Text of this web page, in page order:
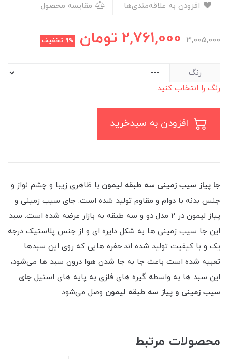
مقایسه محصول
3,005,000
2,761,000 تومان 9% تخفیف
رنگ
رنگ را انتخاب کنید.
جا پیاز سیب زمینی سه طبقه لیمون با ظاهری زیبا و چشم نواز و
جنس بدنه با دوام و مقاوم تولید شده است. جای سیب زمینی و
پیاز لیمون در 2 مدل دو و سه طبقه به بازار عرضه شده است. سبد
این جا سیب زمینی ها به شکل دایره ای و از جنس پلاستیک درجه
یک و با کیفیت تولید شده اند.حفره‌ هایی که روی این سبدها
تعبیه شده است باعث جا به جا شدن هوا درون سبد ها می‌شود،
این سبد ها به واسطه گیره های فلزی به پایه های استیل جای
سیب زمینی و پیاز سه طبقه لیمون وصل ‌می‌شود.
محصولات مرتبط